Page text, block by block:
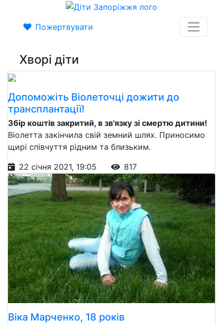
Пожертвувати
Хворі діти
Допоможіть Віолеточці дожити до
трансплантації!
Збір коштів закритий, в зв'язку зі смертю дитини!
Віолетта закінчила свій земний шлях. Приносимо
щирі співчуття рідним та близьким.
22 січня 2021, 19:05
817
Віка Марченко, 18 років